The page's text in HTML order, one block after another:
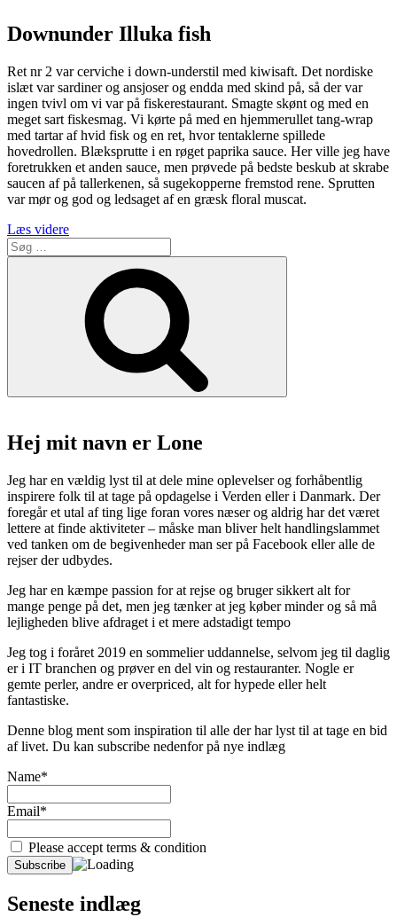
og
sardin
Downunder Illuka fish
Ret nr 2 var cerviche i down-understil med kiwisaft. Det nordiske
islæt var sardiner og ansjoser og endda med skind på, så der var
ingen tvivl om vi var på fiskerestaurant. Smagte skønt og med en
meget sart fiskesmag. Vi kørte på med en hjemmerullet tang-wrap
med tartar af hvid fisk og en ret, hvor tentaklerne spillede
hovedrollen. Blæksprutte i en røget paprika sauce. Her ville jeg have
foretrukken et anden sauce, men prøvede på bedste beskub at skrabe
saucen af på tallerkenen, så sugekopperne fremstod rene. Sprutten
var mør og god og ledsaget af en græsk floral muscat.
Læs videre“Iluka
Multikulturel
Seafood
down
under
med
Søg
efter:
Hej mit navn er Lone
Jeg har en vældig lyst til at dele mine oplevelser og forhåbentlig
inspirere folk til at tage på opdagelse i Verden eller i Danmark. Der
foregår et utal af ting lige foran vores næser og aldrig har det været
lettere at finde aktiviteter – måske man bliver helt handlingslammet
ved tanken om de begivenheder man ser på Facebook eller alle de
rejser der udbydes.
Jeg har en kæmpe passion for at rejse og bruger sikkert alt for
mange penge på det, men jeg tænker at jeg køber minder og så må
lejligheden blive afdraget i et mere adstadigt tempo
Jeg tog i foråret 2019 en sommelier uddannelse, selvom jeg til daglig
er i IT branchen og prøver en del vin og restauranter. Nogle er
gemte perler, andre er overpriced, alt for hypede eller helt
fantastiske.
Denne blog ment som inspiration til alle der har lyst til at tage en bid
af livet. Du kan subscribe nedenfor på nye indlæg
Name*
Email*
Please accept terms & condition
Seneste indlæg